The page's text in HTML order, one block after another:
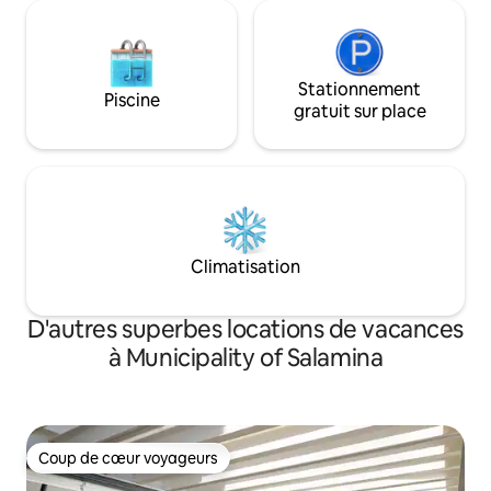
Piscine
Stationnement
gratuit sur place
Climatisation
D'autres superbes locations de vacances
à Municipality of Salamina
Coup de cœur voyageurs
Coup de cœur voyageurs